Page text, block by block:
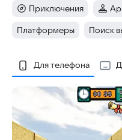
Категория:
Приключения
Тег:
Платформеры Тег:
Поиск
Скриншоты
Для телефона